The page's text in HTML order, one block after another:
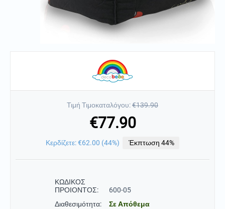
Τιμή Τιμοκαταλόγου:€139.90
€77.90
Κερδίζετε:€62.00 (44%) Έκπτωση 44%
ΚΩΔΙΚΟΣ
ΠΡΟΙΟΝΤΟΣ:
600-05
Διαθεσιμότητα:
Σε Απόθεμα